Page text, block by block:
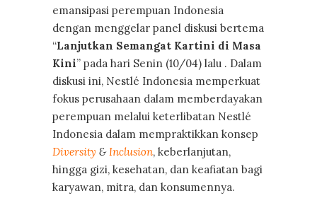
emansipasi perempuan Indonesia
dengan menggelar panel diskusi bertema
“Lanjutkan Semangat Kartini di Masa
Kini” pada hari Senin (10/04) lalu . Dalam
diskusi ini, Nestlé Indonesia memperkuat
fokus perusahaan dalam memberdayakan
perempuan melalui keterlibatan Nestlé
Indonesia dalam mempraktikkan konsep
Diversity &Inclusion, keberlanjutan,
hingga gizi, kesehatan, dan keafiatan bagi
karyawan, mitra, dan konsumennya.